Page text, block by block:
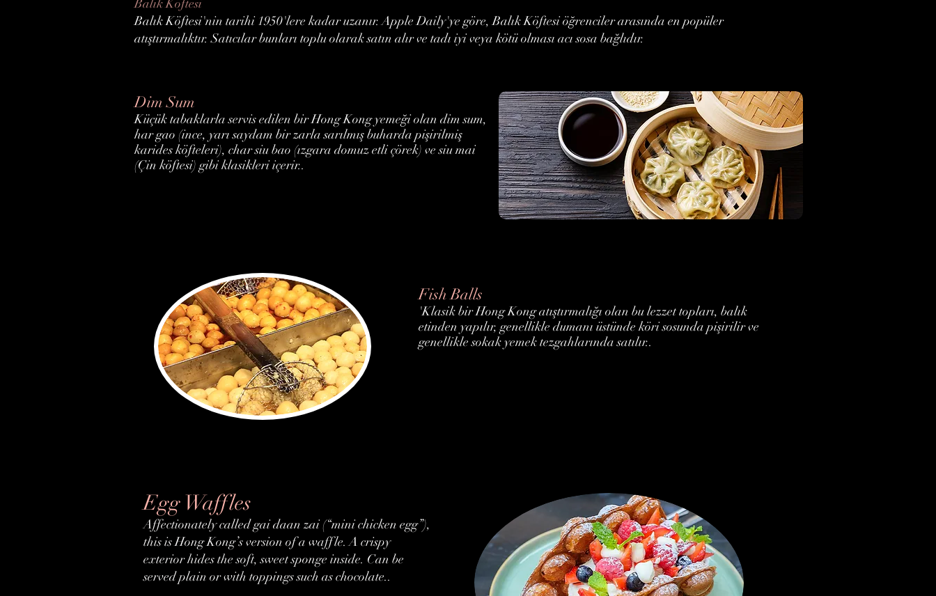
Balık Köftesi
Balık Köftesi'nin tarihi 1950'lere kadar uzanır. Apple Daily'ye göre, Balık Köftesi öğrenciler arasında en popüler
atıştırmalıktır. Satıcılar bunları toplu olarak satın alır ve tadı iyi veya kötü olması acı sosa bağlıdır.
Dim Sum
Küçük tabaklarla servis edilen bir Hong Kong yemeği olan dim sum,
har gao (ince, yarı saydam bir zarla sarılmış buharda pişirilmiş
karides köfteleri), char siu bao (ızgara domuz etli çörek) ve siu mai
(Çin köftesi) gibi klasikleri içerir..
Fish Balls
'Klasik bir Hong Kong atıştırmalığı olan bu lezzet topları, balık
etinden yapılır, genellikle dumanı üstünde köri sosunda pişirilir ve
genellikle sokak yemek tezgahlarında satılır..
Egg Waffles
Affectionately called gai daan zai (“mini chicken egg”),
this is Hong Kong’s version of a waffle. A crispy
exterior hides the soft, sweet sponge inside. Can be
served plain or with toppings such as chocolate..